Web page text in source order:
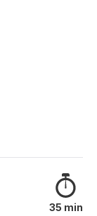
35 min